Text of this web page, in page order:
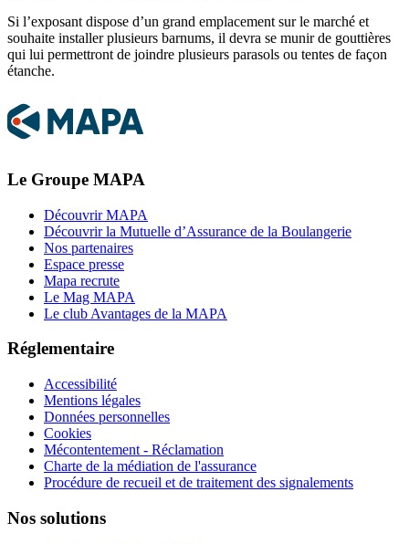
Si l’exposant dispose d’un grand emplacement sur le marché et
souhaite installer plusieurs barnums, il devra se munir de gouttières
qui lui permettront de joindre plusieurs parasols ou tentes de façon
étanche.
Le Groupe MAPA
Découvrir MAPA
Découvrir la Mutuelle d’Assurance de la Boulangerie
Nos partenaires
Espace presse
Mapa recrute
Le Mag MAPA
Le club Avantages de la MAPA
Réglementaire
Accessibilité
Mentions légales
Données personnelles
Cookies
Mécontentement - Réclamation
Charte de la médiation de l'assurance
Procédure de recueil et de traitement des signalements
Nos solutions